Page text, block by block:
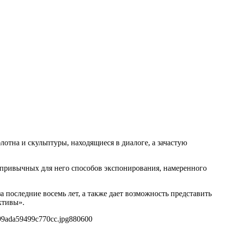
и скульптуры, находящиеся в диалоге, а зачастую
для него способов экспонирования, намеренного
восемь лет, а также дает возможность представить
880600